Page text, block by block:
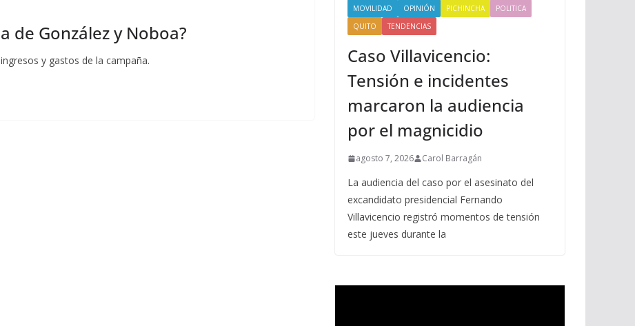
de González y Noboa?
y gastos de la campaña.
MOVILIDAD
OPINIÓN PICHINCHA
POLITICA
QUITO
TENDENCIAS
Caso Villavicencio:
Tensión e incidentes
marcaron la audiencia
por el magnicidio
agosto 7, 2026 Carol Barragán
La audiencia del caso por el asesinato del
excandidato presidencial Fernando
Villavicencio registró momentos de tensión
este jueves durante la